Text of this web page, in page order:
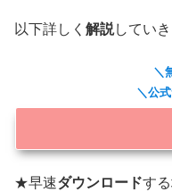
以下詳しく 解説していき
＼
＼公
★早速ダウンロードす